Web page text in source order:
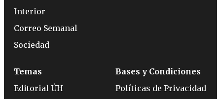
Interior
Correo Semanal
Sociedad
Temas
Editorial ÚH
Bases y Condiciones
Políticas de Privacidad